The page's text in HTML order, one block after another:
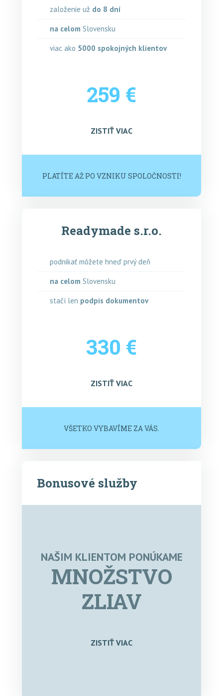
založenie už do 8 dní
na celom Slovensku
viac ako 5000 spokojných klientov
259 €
ZISTIŤ VIAC
PLATÍTE AŽ PO VZNIKU SPOLOČNOSTI!
Readymade s.r.o.
podnikať môžete hneď prvý deň
na celom Slovensku
stačí len podpis dokumentov
330 €
ZISTIŤ VIAC
VŠETKO VYBAVÍME ZA VÁS.
Bonusové služby
NAŠIM KLIENTOM PONÚKAME
MNOŽSTVO
ZLIAV
ZISTIŤ VIAC